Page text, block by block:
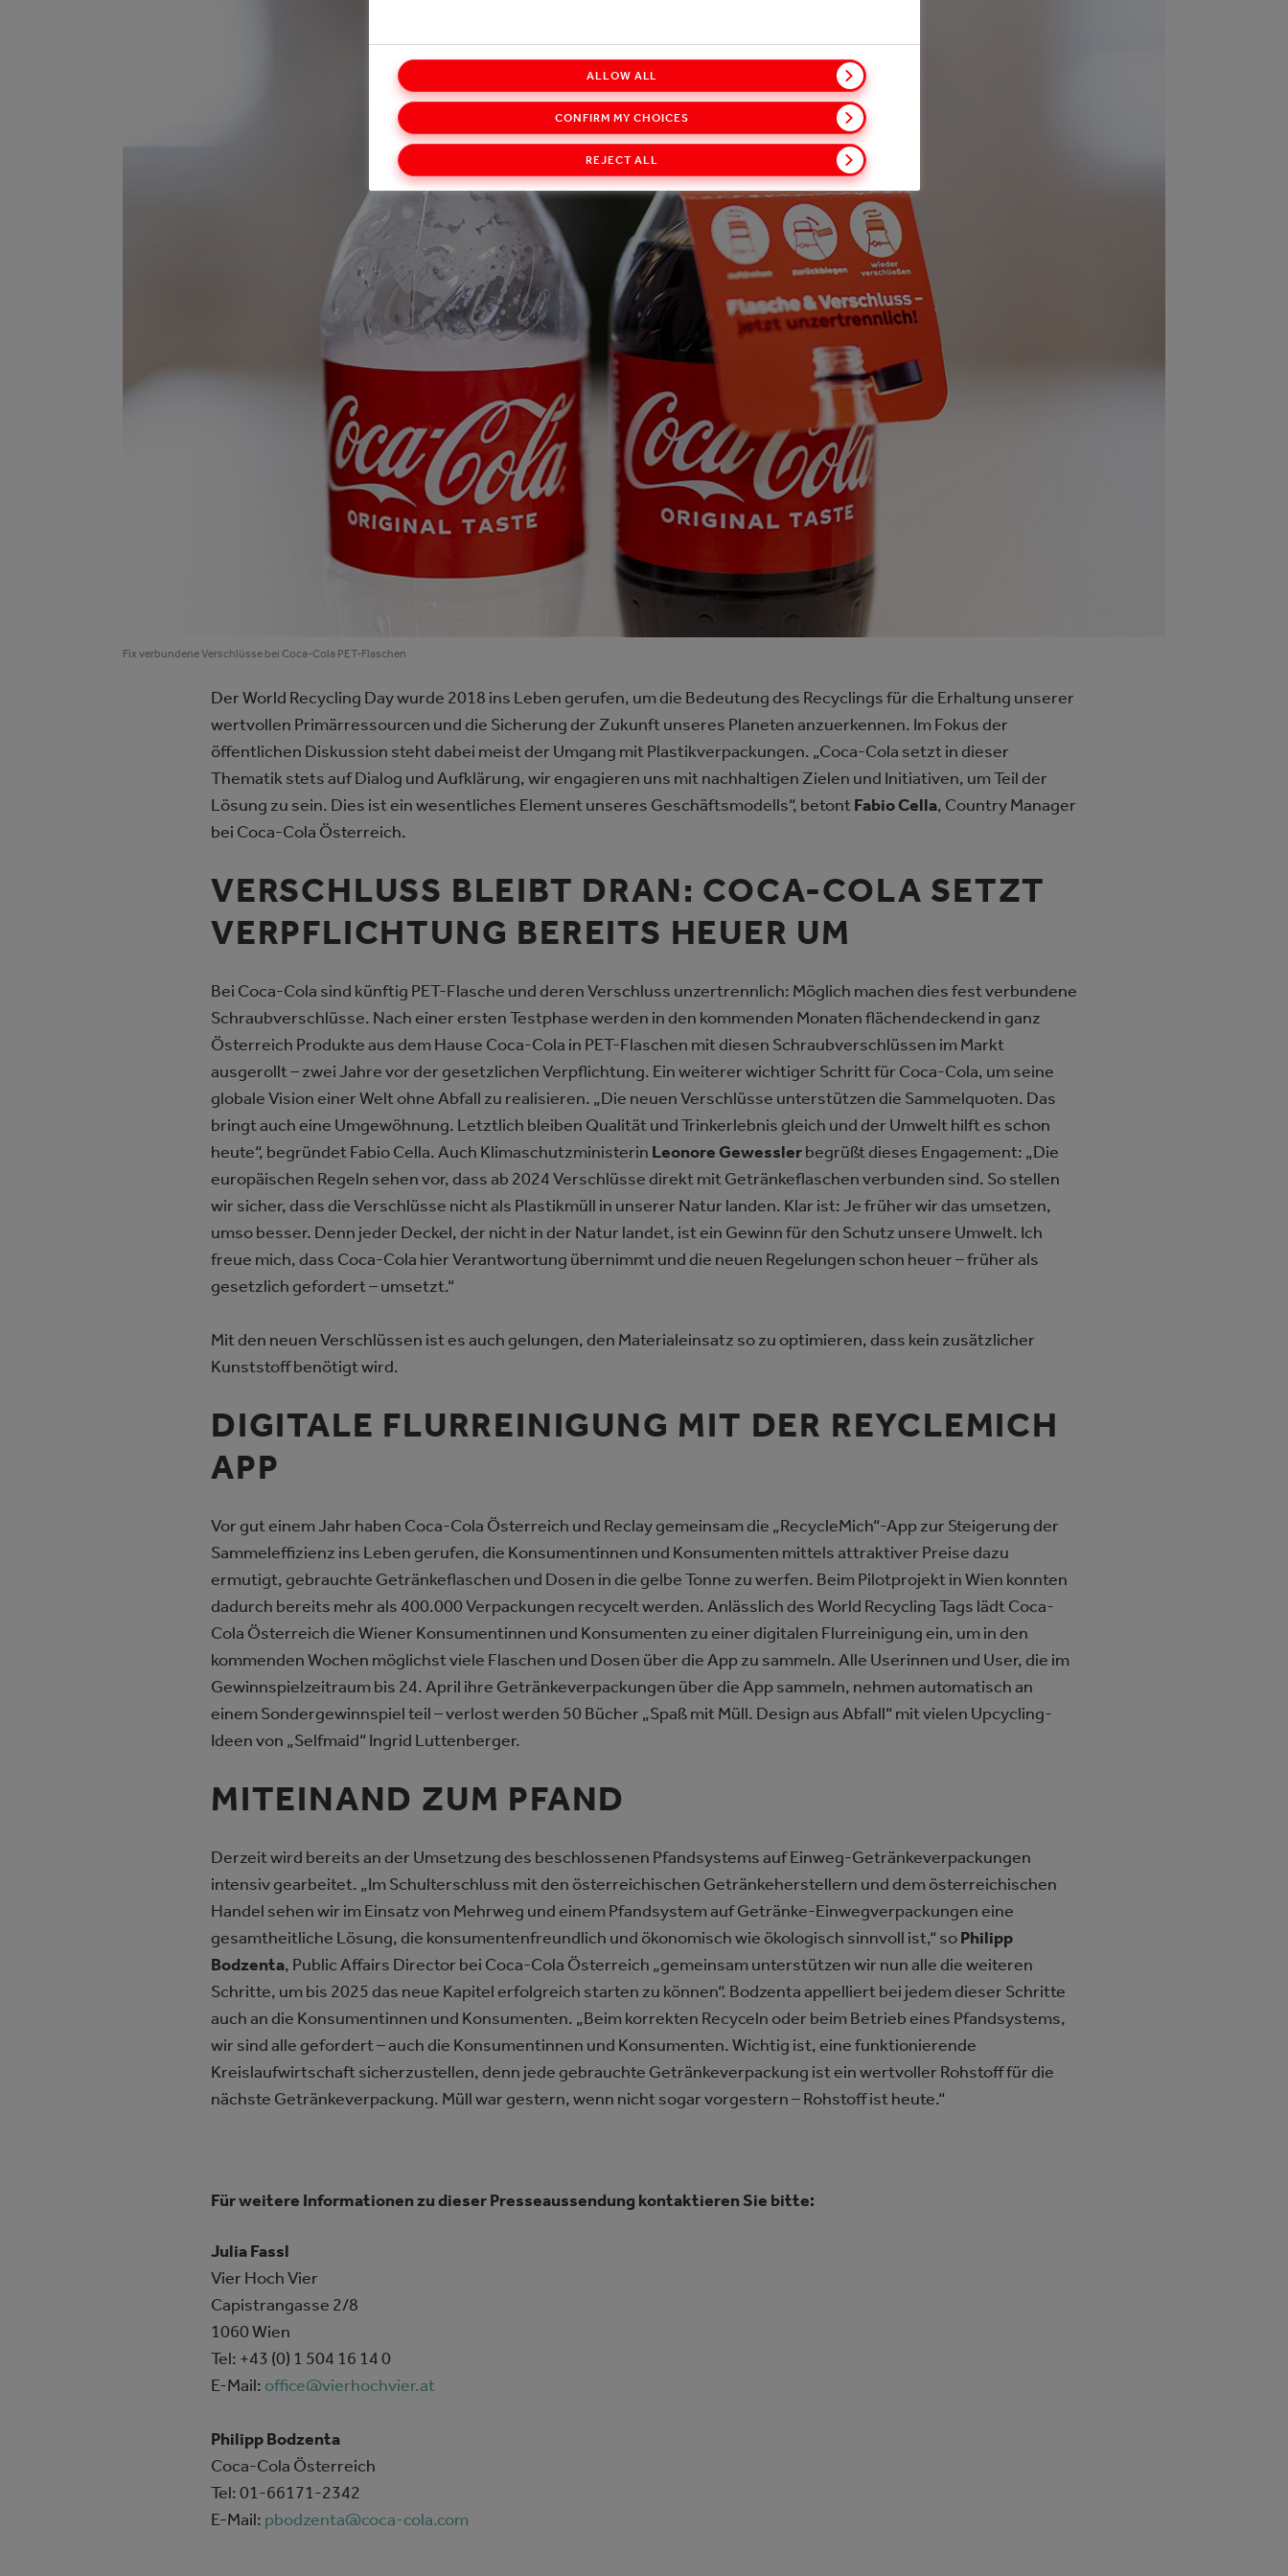
Fix verbundene Verschlüsse bei Coca-Cola PET-Flaschen
Der World Recycling Day wurde 2018 ins Leben gerufen, um die Bedeutung des Recyclings für die Erhaltung unserer
wertvollen Primärressourcen und die Sicherung der Zukunft unseres Planeten anzuerkennen. Im Fokus der
öffentlichen Diskussion steht dabei meist der Umgang mit Plastikverpackungen. „Coca-Cola setzt in dieser
Thematik stets auf Dialog und Aufklärung, wir engagieren uns mit nachhaltigen Zielen und Initiativen, um Teil der
Lösung zu sein. Dies ist ein wesentliches Element unseres Geschäftsmodells“, betontFabio Cella, Country Manager
bei Coca-Cola Österreich.
VERSCHLUSS BLEIBT DRAN: COCA-COLA SETZT
VERPFLICHTUNG BEREITS HEUER UM
Bei Coca-Cola sind künftig PET-Flasche und deren Verschluss unzertrennlich: Möglich machen dies fest verbundene
Schraubverschlüsse. Nach einer ersten Testphase werden in den kommenden Monaten flächendeckend in ganz
Österreich Produkte aus dem Hause Coca-Cola in PET-Flaschen mit diesen Schraubverschlüssen im Markt
ausgerollt – zwei Jahre vor der gesetzlichen Verpflichtung. Ein weiterer wichtiger Schritt für Coca-Cola, um seine
globale Vision einer Welt ohne Abfall zu realisieren. „Die neuen Verschlüsse unterstützen die Sammelquoten. Das
bringt auch eine Umgewöhnung. Letztlich bleiben Qualität und Trinkerlebnis gleich und der Umwelt hilft es schon
heute“, begründet Fabio Cella. Auch Klimaschutzministerin Leonore Gewesslerbegrüßt dieses Engagement: „Die
europäischen Regeln sehen vor, dass ab 2024 Verschlüsse direkt mit Getränkeflaschen verbunden sind. So stellen
wir sicher, dass die Verschlüsse nicht als Plastikmüll in unserer Natur landen. Klar ist: Je früher wir das umsetzen,
umso besser. Denn jeder Deckel, der nicht in der Natur landet, ist ein Gewinn für den Schutz unsere Umwelt. Ich
freue mich, dass Coca-Cola hier Verantwortung übernimmt und die neuen Regelungen schon heuer – früher als
gesetzlich gefordert – umsetzt.“
Mit den neuen Verschlüssen ist es auch gelungen, den Materialeinsatz so zu optimieren, dass kein zusätzlicher
Kunststoff benötigt wird.
DIGITALE FLURREINIGUNG MIT DER REYCLEMICH
APP
Vor gut einem Jahr haben Coca-Cola Österreich und Reclay gemeinsam die „RecycleMich“-App zur Steigerung der
Sammeleffizienz ins Leben gerufen, die Konsumentinnen und Konsumenten mittels attraktiver Preise dazu
ermutigt, gebrauchte Getränkeflaschen und Dosen in die gelbe Tonne zu werfen. Beim Pilotprojekt in Wien konnten
dadurch bereits mehr als 400.000 Verpackungen recycelt werden. Anlässlich des World Recycling Tags lädt Coca-
Cola Österreich die Wiener Konsumentinnen und Konsumenten zu einer digitalen Flurreinigung ein, um in den
kommenden Wochen möglichst viele Flaschen und Dosen über die App zu sammeln. Alle Userinnen und User, die im
Gewinnspielzeitraum bis 24. April ihre Getränkeverpackungen über die App sammeln, nehmen automatisch an
einem Sondergewinnspiel teil – verlost werden 50 Bücher „Spaß mit Müll. Design aus Abfall“ mit vielen Upcycling-
Ideen von „Selfmaid“ Ingrid Luttenberger.
MITEINAND ZUM PFAND
Derzeit wird bereits an der Umsetzung des beschlossenen Pfandsystems auf Einweg-Getränkeverpackungen
intensiv gearbeitet. „Im Schulterschluss mit den österreichischen Getränkeherstellern und dem österreichischen
Handel sehen wir im Einsatz von Mehrweg und einem Pfandsystem auf Getränke-Einwegverpackungen eine
gesamtheitliche Lösung, die konsumentenfreundlich und ökonomisch wie ökologisch sinnvoll ist,“ soPhilipp
Bodzenta, Public Affairs Director bei Coca-Cola Österreich „gemeinsam unterstützen wir nun alle die weiteren
Schritte, um bis 2025 das neue Kapitel erfolgreich starten zu können“. Bodzenta appelliert bei jedem dieser Schritte
auch an die Konsumentinnen und Konsumenten. „Beim korrekten Recyceln oder beim Betrieb eines Pfandsystems,
wir sind alle gefordert – auch die Konsumentinnen und Konsumenten. Wichtig ist, eine funktionierende
Kreislaufwirtschaft sicherzustellen, denn jede gebrauchte Getränkeverpackung ist ein wertvoller Rohstoff für die
nächste Getränkeverpackung. Müll war gestern, wenn nicht sogar vorgestern – Rohstoff ist heute.“
Für weitere Informationen zu dieser Presseaussendung kontaktieren Sie bitte:
Julia Fassl
Vier Hoch Vier
Capistrangasse 2/8
1060 Wien
Tel: +43 (0) 1 504 16 14 0
E-Mail: office@vierhochvier.at
Philipp Bodzenta
Coca-Cola Österreich
Tel: 01-66171-2342
E-Mail: pbodzenta@coca-cola.com
REJECT ALL
CONFIRM MY CHOICES
ALLOW ALL